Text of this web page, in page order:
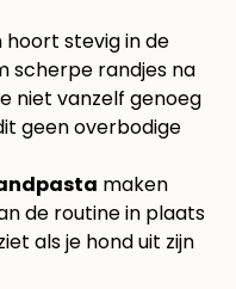
hoort stevig in de
scherpe randjes na
niet vanzelf genoeg
geen overbodige
maken
de routine in plaats
als je hond uit zijn